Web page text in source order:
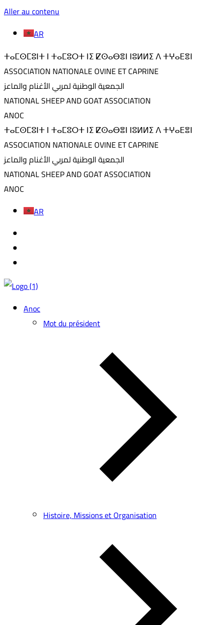
Aller au contenu
AR
ⵜⴰⵎⵙⵎⵓⵏⵜ ⵏ ⵜⴰⵎⵓⵔⵜ ⵏⵉ ⵇⵙⴰⴱⴻⵏ ⵏⵓⵍⵍⵉ ⴷ ⵜⵖⴰⴹⴻⵏ
ASSOCIATION NATIONALE OVINE ET CAPRINE
الجمعية الوطنية لمربي الأغنام والماعز
NATIONAL SHEEP AND GOAT ASSOCIATION
ANOC
ⵜⴰⵎⵙⵎⵓⵏⵜ ⵏ ⵜⴰⵎⵓⵔⵜ ⵏⵉ ⵇⵙⴰⴱⴻⵏ ⵏⵓⵍⵍⵉ ⴷ ⵜⵖⴰⴹⴻⵏ
ASSOCIATION NATIONALE OVINE ET CAPRINE
الجمعية الوطنية لمربي الأغنام والماعز
NATIONAL SHEEP AND GOAT ASSOCIATION
ANOC
AR
Anoc
Mot du président
Histoire, Missions et Organisation